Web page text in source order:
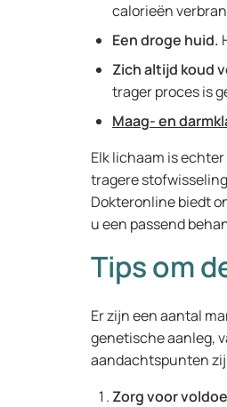
calorieën
Een droge huid.
Zich altijd koud
trager proces is
Maag- en
Elk lichaam is
tragere
Dokteronline biedt
u een passend
Tips om
Er zijn een aantal
genetische aanleg,
aandachtspunten
Zorg voor